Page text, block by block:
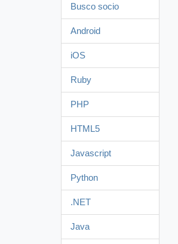
Busco socio
Android
iOS
Ruby
PHP
HTML5
Javascript
Python
.NET
Java